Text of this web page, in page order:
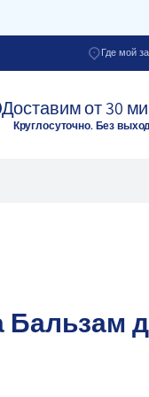
Где мой
Доставим от 30
Круглосуточно. Без
Бальзам